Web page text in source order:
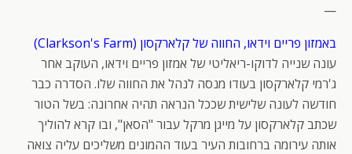
—
באמזון פריים וידאו, החווה של קלארקסון (Clarkson's Farm)
עונה שנייה לדוקו-ריאליטי של אמזון פריים וידאו, העוקב אחר
ג'רמי קלארקסון בעודו מנסה לנהל את החווה שלו. הסדרה כבר
חודשה לעונה שלישית שככל הנראה תהיה אחרונה: בשל הטור
שכתב קלארקסון על מייגן מרקל עבור "הסאן", ובו קרא להוליך
אותה עירומה ברחובות העיר בעוד ההמונים משליכים עליה צואה